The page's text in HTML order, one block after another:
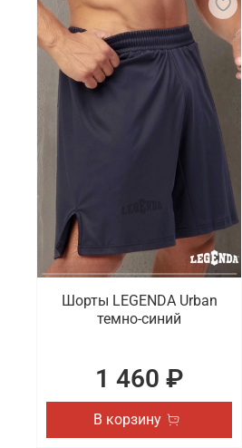
Шорты LEGENDA Urban
темно-синий
1 460 ₽
В корзину